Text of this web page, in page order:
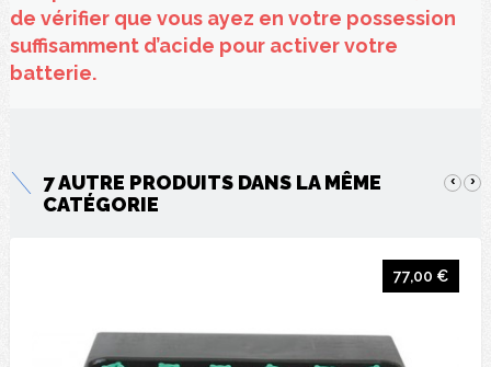
de vérifier que vous ayez en votre possession
suffisamment d’acide pour activer votre
batterie.
7 AUTRE PRODUITS DANS LA MÊME
CATÉGORIE
‹ ›
77,00 €